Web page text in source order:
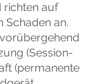
richten auf
Schaden an.
(Session-
(permanente